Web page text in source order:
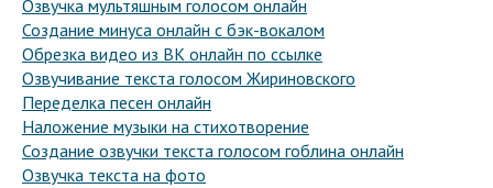
Озвучка мультяшным голосом онлайн
Создание минуса онлайн с бэк-вокалом
Обрезка видео из ВК онлайн по ссылке
Озвучивание текста голосом Жириновского
Переделка песен онлайн
Наложение музыки на стихотворение
Создание озвучки текста голосом гоблина онлайн
Озвучка текста на фото